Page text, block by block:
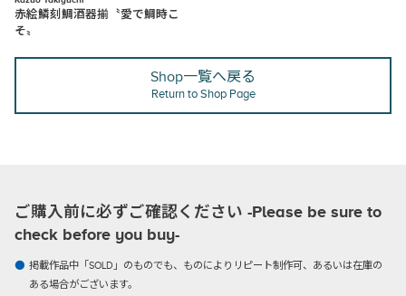
赤絵鱗刻鯛酒器揃〝愛で鯛時こ
そ〟
Shop一覧へ戻る
Return to Shop Page
ご購入前に必ずご確認ください -Please be sure to
check before you buy-
掲載作品中「SOLD」のものでも、ものによりリピート制作可、あるいは在庫の
ある場合がございます。